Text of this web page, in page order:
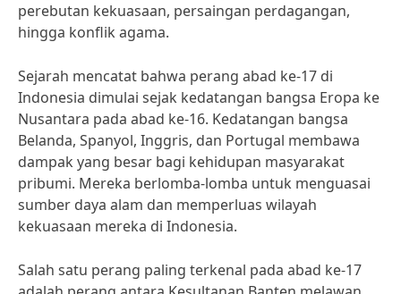
perebutan kekuasaan, persaingan perdagangan,
hingga konflik agama.
Sejarah mencatat bahwa perang abad ke-17 di
Indonesia dimulai sejak kedatangan bangsa Eropa ke
Nusantara pada abad ke-16. Kedatangan bangsa
Belanda, Spanyol, Inggris, dan Portugal membawa
dampak yang besar bagi kehidupan masyarakat
pribumi. Mereka berlomba-lomba untuk menguasai
sumber daya alam dan memperluas wilayah
kekuasaan mereka di Indonesia.
Salah satu perang paling terkenal pada abad ke-17